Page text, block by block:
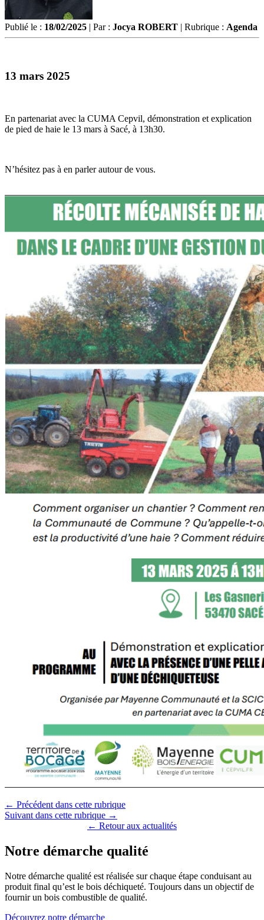
Publié le : 18/02/2025 | Par : Jocya ROBERT | Rubrique : Agenda
13 mars 2025
En partenariat avec la CUMA Cepvil, démonstration et explication
de pied de haie le 13 mars à Sacé, à 13h30.
N’hésitez pas à en parler autour de vous.
← Précédent dans cette rubrique
Suivant dans cette rubrique →
← Retour aux actualités
Notre démarche qualité
Notre démarche qualité est réalisée sur chaque étape conduisant au
produit final qu’est le bois déchiqueté. Toujours dans un objectif de
fournir un bois combustible de qualité.
Découvrez notre démarche